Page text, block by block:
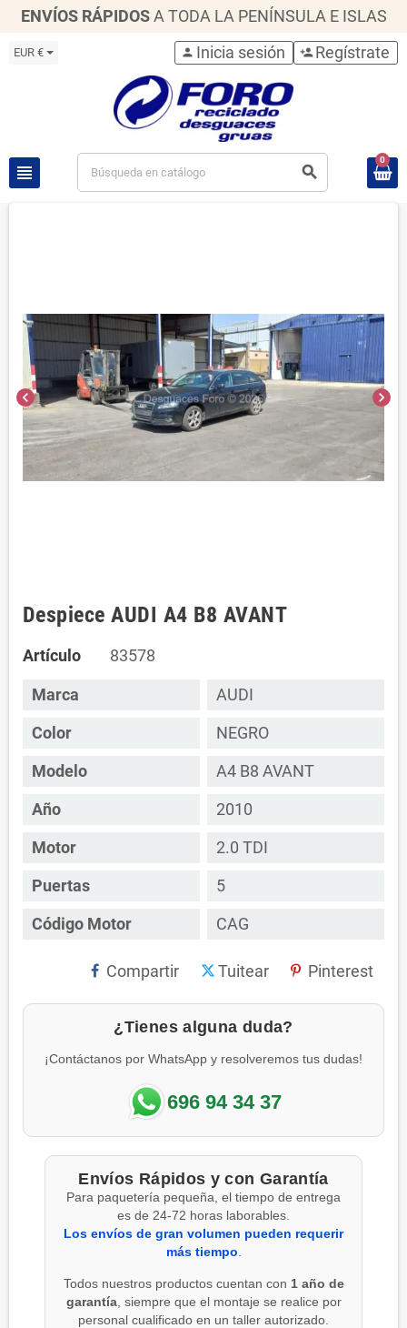
ENVÍOS RÁPIDOS A TODA LA PENÍNSULA E ISLAS
EUR €
view_headline search
person Inicia sesión person_add Regístrate
0
chevron_left chevron_right
Despiece AUDI A4 B8 AVANT
Artículo 83578
Marca
AUDI
Color
NEGRO
Modelo
A4 B8 AVANT
Año
2010
Motor
2.0 TDI
Puertas
5
Código Motor
CAG
Compartir Tuitear Pinterest
¿Tienes alguna duda?
¡Contáctanos por WhatsApp y resolveremos tus dudas!
696 94 34 37
Envíos Rápidos y con Garantía
Para paquetería pequeña, el tiempo de entrega
es de 24-72 horas laborables.
Los envíos de gran volumen pueden requerir
más tiempo
Todos nuestros productos cuentan con 1 año de
garantía, siempre que el montaje se realice por
personal cualificado en un taller autorizado.